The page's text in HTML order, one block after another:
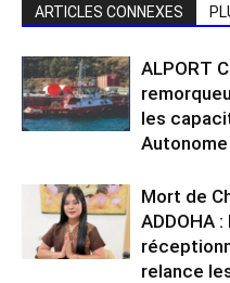
ARTICLES CONNEXES
ALPORT
les
Autonome
Mort de
ADDOHA
relance